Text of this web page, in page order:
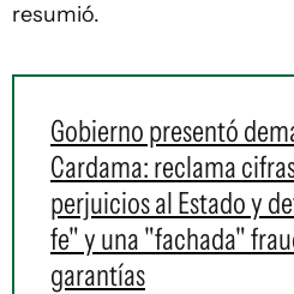
resumió.
Gobierno presentó
Cardama: reclama
perjuicios al Estado y
fe" y una "fachada"
garantías